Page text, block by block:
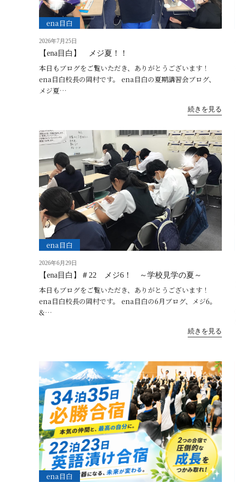
ena目白
2026年7月25日
【ena目白】 メジ夏！！
本日もブログをご覧いただき、ありがとうございます！
ena目白校長の岡村です。 ena目白の夏期講習会ブログ、
メジ夏…
続きを見る
ena目白
2026年6月29日
【ena目白】＃22 メジ6！ ～学校見学の夏～
本日もブログをご覧いただき、ありがとうございます！
ena目白校長の岡村です。 ena目白の6月ブログ、メジ6。
&…
続きを見る
ena目白